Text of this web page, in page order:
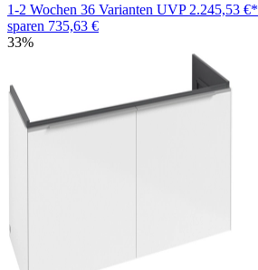
1-2 Wochen 36 Varianten UVP 2.245,53 €*
sparen 735,63 €
33%